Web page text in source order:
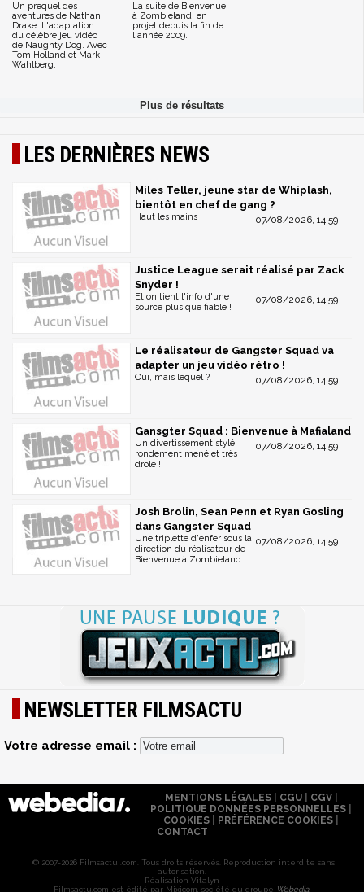
Un prequel des
aventures de Nathan
Drake. L'adaptation
du célèbre jeu vidéo
de Naughty Dog. Avec
Tom Holland et Mark
Wahlberg.
La suite de Bienvenue
à Zombieland, en
projet depuis la fin de
l'année 2009.
LES DERNIÈRES NEWS
Miles Teller, jeune star de Whiplash,
bientôt en chef de gang ?
07/08/2026, 14:59
Haut les mains !
Justice League serait réalisé par Zack
Snyder !
07/08/2026, 14:59
Et on tient l'info d'une
source plus que fiable !
Le réalisateur de Gangster Squad va
adapter un jeu vidéo rétro !
07/08/2026, 14:59
Oui, mais lequel ?
Gansgter Squad : Bienvenue à Mafialand
07/08/2026, 14:59
Un divertissement stylé,
rondement mené et très
drôle !
Josh Brolin, Sean Penn et Ryan Gosling
dans Gangster Squad
07/08/2026, 14:59
Une triplette d'enfer sous la
direction du réalisateur de
Bienvenue à Zombieland !
NEWSLETTER FILMSACTU
Votre adresse email :
MENTIONS LÉGALES| CGU| CGV|
POLITIQUE DONNÉES PERSONNELLES
COOKIES
PRÉFÉRENCE COOKIES
CONTACT
© 2007-2026 Filmsactu .com. Tous droits réservés. Reproduction interdite sans
autorisation.
Réalisation Vitalyn
Filmsactu.com est édité par Mixicom, société du groupe Webedia.